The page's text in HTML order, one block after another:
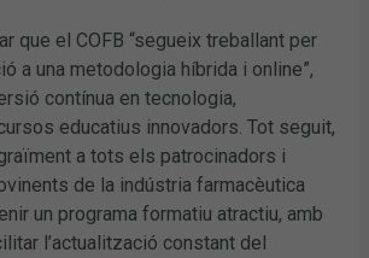
que el COFB “segueix treballant per
a una metodologia híbrida i online”,
contínua en tecnologia,
educatius innovadors. Tot seguit,
a tots els patrocinadors i
de la indústria farmacèutica
un programa formatiu atractiu, amb
l’actualització constant del